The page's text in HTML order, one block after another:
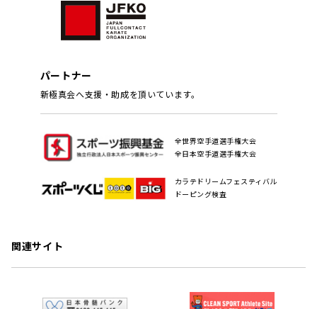
パートナー
新極真会へ支援・助成を頂いています。
全世界空手道選手権大会
全日本空手道選手権大会
カラテドリームフェスティバル
ドーピング検査
関連サイト